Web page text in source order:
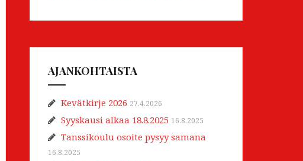
AJANKOHTAISTA
Kevätkirje 2026 27.4.2026
Syyskausi alkaa 18.8.2025 16.8.2025
Tanssikoulu osoite pysyy samana
16.8.2025